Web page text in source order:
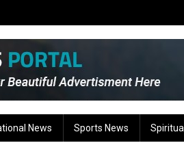
News Sports News Spiritual